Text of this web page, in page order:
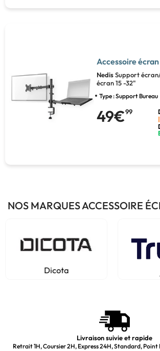
Accessoire écran
NedisSupport
écran 15 -32"
Type : Support Bureau
49€99
NOS MARQUES ACCESSOIRE
Dicota
Livraison suivie et rapide
Retrait 1H, Coursier 2H, Express 24H, Standard, Point